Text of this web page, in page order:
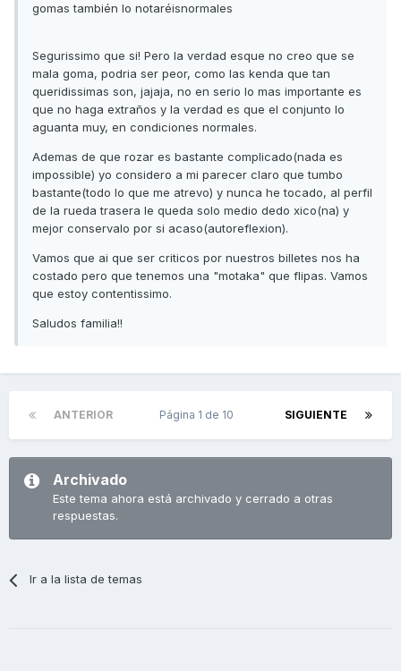
gomas también lo notaréisnormales
Segurissimo que si! Pero la verdad esque no creo que se
mala goma, podria ser peor, como las kenda que tan
queridissimas son, jajaja, no en serio lo mas importante es
que no haga extraños y la verdad es que el conjunto lo
aguanta muy, en condiciones normales.
Ademas de que rozar es bastante complicado(nada es
impossible) yo considero a mi parecer claro que tumbo
bastante(todo lo que me atrevo) y nunca he tocado, al perfil
de la rueda trasera le queda solo medio dedo xico(na) y
mejor conservalo por si acaso(autoreflexion).
Vamos que ai que ser criticos por nuestros billetes nos ha
costado pero que tenemos una "motaka" que flipas. Vamos
que estoy contentissimo.
Saludos familia!!
ANTERIOR SIGUIENTE
Página 1 de 10
Archivado
Este tema ahora está archivado y cerrado a otras
respuestas.
Ir a la lista de temas